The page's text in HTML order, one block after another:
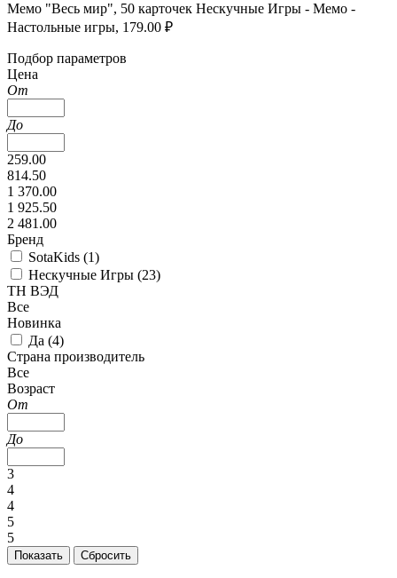
Мемо "Весь мир", 50 карточек Нескучные Игры - Мемо -
Настольные игры, 179.00 ₽
Подбор параметров
Цена
От
До
259.00
814.50
1 370.00
1 925.50
2 481.00
Бренд
SotaKids (1)
Нескучные Игры (23)
ТН ВЭД
Все
Новинка
Да (4)
Страна производитель
Все
Возраст
От
До
3
4
4
5
5